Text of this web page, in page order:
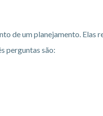
de um planejamento. Elas
perguntas são: